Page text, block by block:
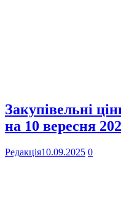
Закупівельні
на 10 вересня
Редакція10.09.2025 0